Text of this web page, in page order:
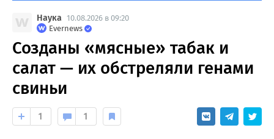
Наука
10.08.2026 в 09:20
Evernews
Созданы «мясные» табак и
салат — их обстреляли генами
свиньи
1 1